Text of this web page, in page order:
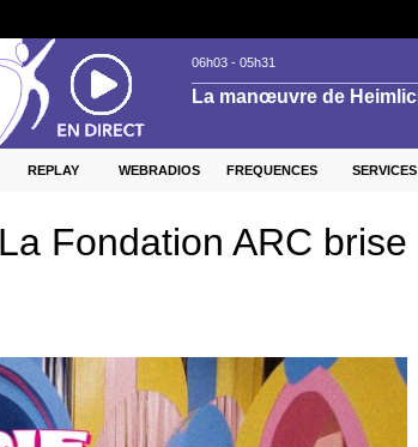
Fondation ARC brise
REPLAY WEBRADIOS FREQUENCES SERVICES